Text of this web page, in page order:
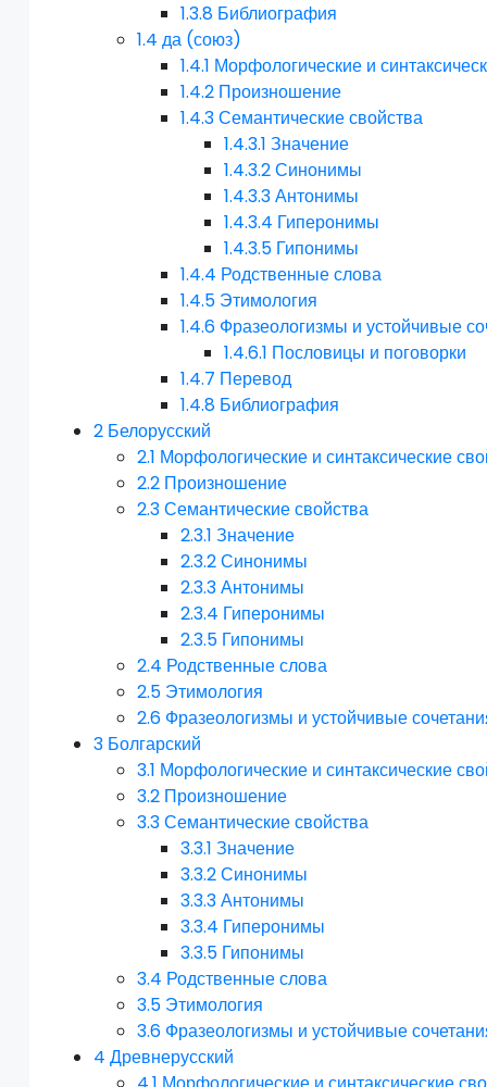
1.3.8 Библиография
1.4 да (союз)
1.4.1 Морфологические и
1.4.2 Произношение
1.4.3Семантические свойства
1.4.3.1 Значение
1.4.3.2Синонимы
1.4.3.3Антонимы
1.4.3.4 Гиперонимы
1.4.3.5 Гипонимы
1.4.4 Родственные слова
1.4.5 Этимология
1.4.6 Фразеологизмы и устойчивые
1.4.6.1 Пословицы и поговорки
1.4.7 Перевод
1.4.8 Библиография
2 Белорусский
2.1 Морфологические и синтаксические
2.2 Произношение
2.3Семантические свойства
2.3.1 Значение
2.3.2Синонимы
2.3.3Антонимы
2.3.4 Гиперонимы
2.3.5 Гипонимы
2.4 Родственные слова
2.5 Этимология
2.6 Фразеологизмы и устойчивые
3 Болгарский
3.1 Морфологические и синтаксические
3.2 Произношение
3.3Семантические свойства
3.3.1 Значение
3.3.2Синонимы
3.3.3Антонимы
3.3.4 Гиперонимы
3.3.5 Гипонимы
3.4 Родственные слова
3.5 Этимология
3.6 Фразеологизмы и устойчивые
4 Древнерусский